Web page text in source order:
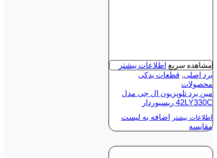
مشاهده سریع اطلاعات بیشتر
برد اصلی, قطعات یدکی
محصولات
مین برد تلویزیون ال جی مدل
42LY330C ریسیوردار
اطلاعات بیشتر
اضافه به لیست
مقایسه